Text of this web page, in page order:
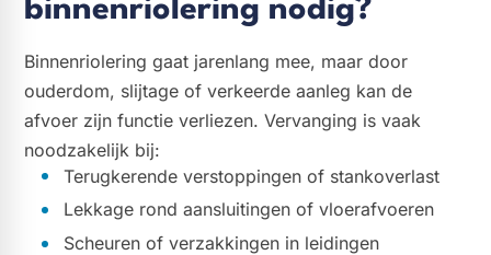
binnenriolering nodig?
Binnenriolering gaat jarenlang mee, maar door
ouderdom, slijtage of verkeerde aanleg kan de
afvoer zijn functie verliezen. Vervanging is vaak
noodzakelijk bij:
Terugkerende verstoppingen of stankoverlast
Lekkage rond aansluitingen of vloerafvoeren
Scheuren of verzakkingen in leidingen